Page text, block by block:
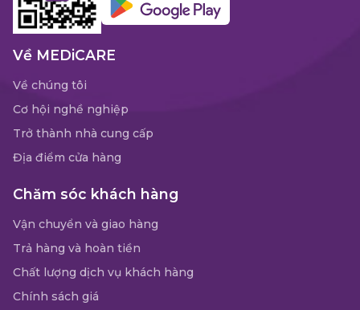
Về MEDiCARE
Về chúng tôi
Cơ hội nghề nghiệp
Trở thành nhà cung cấp
Địa điểm cửa hàng
Chăm sóc khách hàng
Vận chuyển và giao hàng
Trả hàng và hoàn tiền
Chất lượng dịch vụ khách hàng
Chính sách giá